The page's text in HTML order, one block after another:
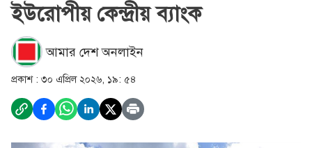
ইউরোপীয় কেন্দ্রীয় ব্যাংক
আমার দেশ অনলাইন
প্রকাশ : ৩০ এপ্রিল ২০২৬, ১৯: ৫৪